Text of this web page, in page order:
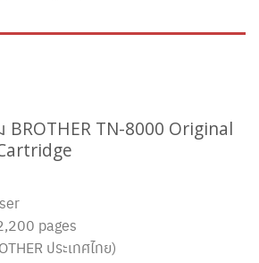
TN-8000 Original
pages
ประเทศไทย)